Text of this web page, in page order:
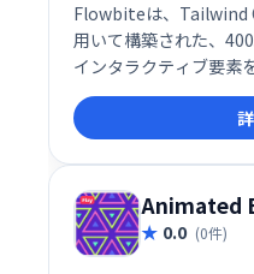
Flowbiteは、Tailwind
用いて構築された、
インタラクティブ要素
ブラリです。豊富な
つ効率的なWeb開発を
質な要素で、開発時
Animated
0.0 (0件)